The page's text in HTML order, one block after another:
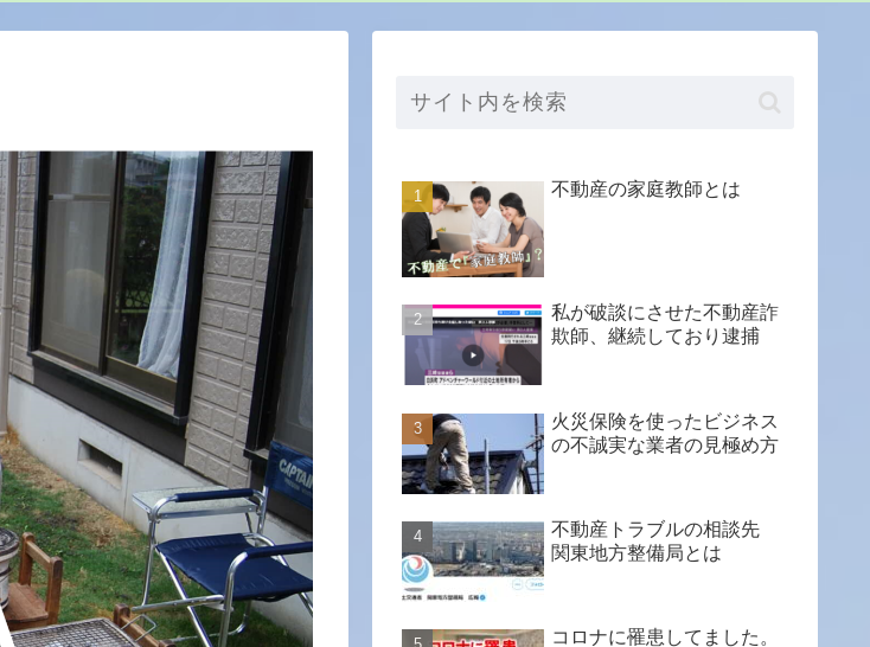
不動産の家庭教師とは
私が破談にさせた不動産詐
欺師、継続しており逮捕
火災保険を使ったビジネス
の不誠実な業者の見極め方
不動産トラブルの相談先
関東地方整備局とは
コロナに罹患してました。